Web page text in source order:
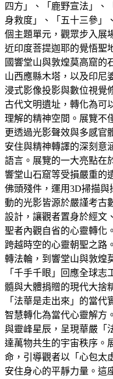
四方」、「鹿野宣法」、
身救度」、「五十三參」
個主題單元，觀眾步入展
近印度菩提迦耶的覺悟聖
國響堂山與敦煌莫高窟的
山西應縣木塔，以及印尼
浸式影像投影與數位視覺
古代文明遺址，轉化為可
理解的精神空間。展覽不
更透過光影聲效與多感官
安住與精神轉譯的深刻意
語言。展覽的一大亮點在
響堂山石窟等受損嚴重的
佛頭殘件，運用3D掃描
動的光影皆源於嚴謹考古
設計，讓觀者置身於經文
聖者內觀自省的心靈轉化
跨越時空的心靈朝聖之路
轉法輪，到響堂山與敦煌
「千手千眼」回應全球
髓與大體捐贈的現代大捨
「法華是走出來」的當
智慧轉化為當代心靈解方
與靈峰星辰，呈現華嚴「
達萬物共生的宇宙秩序。
命，引導觀者以「心包太
安住身心的平靜力量。這